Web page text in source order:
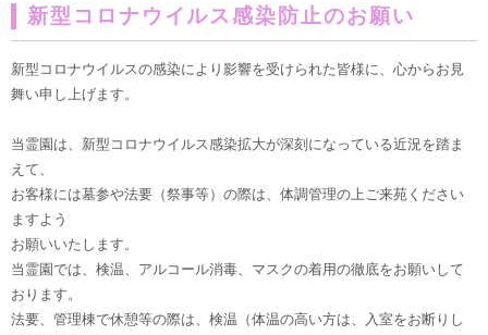
新型コロナウイルス感染防止のお願い
新型コロナウイルスの感染により影響を受けられた皆様に、心からお見
舞い申し上げます。
当霊園は、新型コロナウイルス感染拡大が深刻になっている近況を踏ま
えて、
お客様には墓参や法要（祭事等）の際は、体調管理の上ご来苑ください
ますよう
お願いいたします。
当霊園では、検温、アルコール消毒、マスクの着用の徹底をお願いして
おります。
法要、管理棟で休憩等の際は、検温（体温の高い方は、入室をお断りし